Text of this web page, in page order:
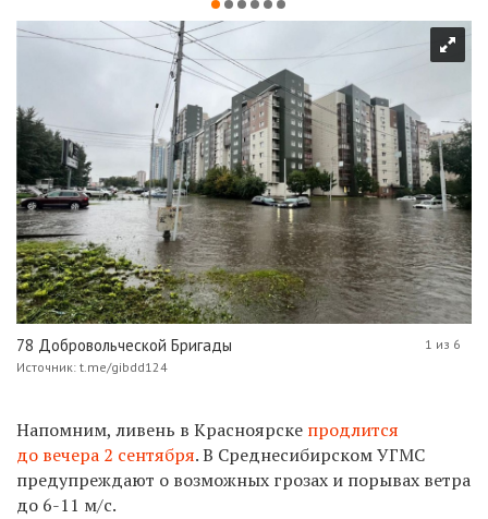
78 Добровольческой Бригады
Источник: t.me/gibdd124
1 из 6
Напомним, ливень в Красноярске продлится
до вечера 2 сентября. В Среднесибирском УГМС
предупреждают о возможных грозах и порывах ветра
до 6-11 м/с.